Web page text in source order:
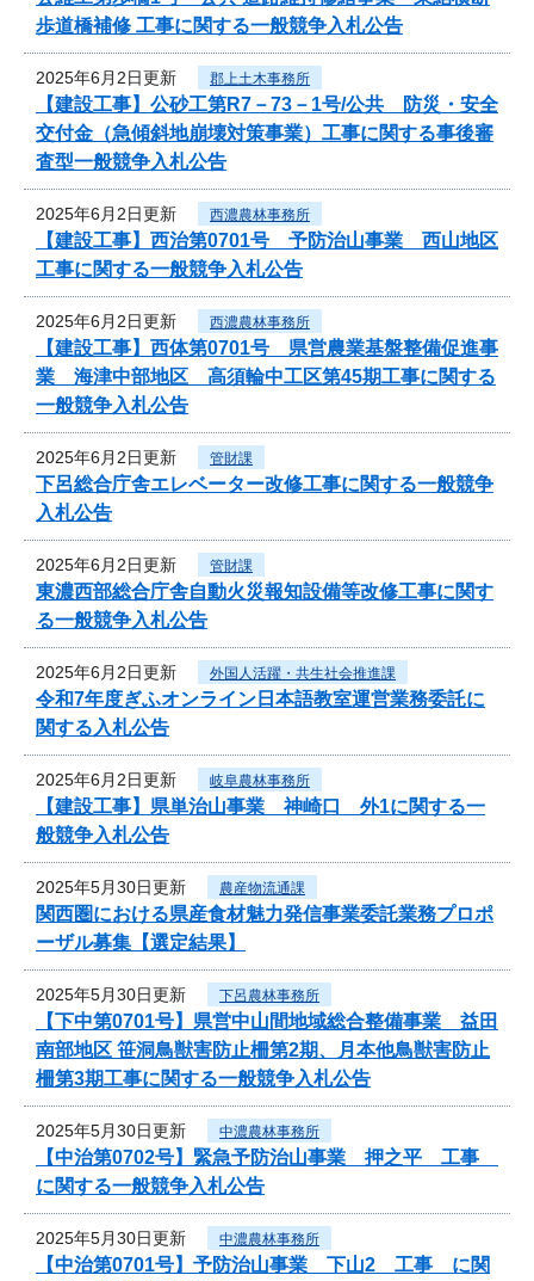
歩道橋補修 工事に関する一般競争入札公告
2025年6月2日更新 郡上土木事務所
【建設工事】公砂工第R7－73－1号/公共 防災・安全
交付金（急傾斜地崩壊対策事業）工事に関する事後審
査型一般競争入札公告
2025年6月2日更新 西濃農林事務所
【建設工事】西治第0701号 予防治山事業 西山地区
工事に関する一般競争入札公告
2025年6月2日更新 西濃農林事務所
【建設工事】西体第0701号 県営農業基盤整備促進事
業 海津中部地区 高須輪中工区第45期工事に関する
一般競争入札公告
2025年6月2日更新 管財課
下呂総合庁舎エレベーター改修工事に関する一般競争
入札公告
2025年6月2日更新 管財課
東濃西部総合庁舎自動火災報知設備等改修工事に関す
る一般競争入札公告
2025年6月2日更新 外国人活躍・共生社会推進課
令和7年度ぎふオンライン日本語教室運営業務委託に
関する入札公告
2025年6月2日更新 岐阜農林事務所
【建設工事】県単治山事業 神崎口 外1に関する一
般競争入札公告
2025年5月30日更新 農産物流通課
関西圏における県産食材魅力発信事業委託業務プロポ
ーザル募集【選定結果】
2025年5月30日更新 下呂農林事務所
【下中第0701号】県営中山間地域総合整備事業 益田
南部地区 笹洞鳥獣害防止柵第2期、月本他鳥獣害防止
柵第3期工事に関する一般競争入札公告
2025年5月30日更新 中濃農林事務所
【中治第0702号】緊急予防治山事業 押之平 工事
に関する一般競争入札公告
2025年5月30日更新 中濃農林事務所
【中治第0701号】予防治山事業 下山2 工事 に関